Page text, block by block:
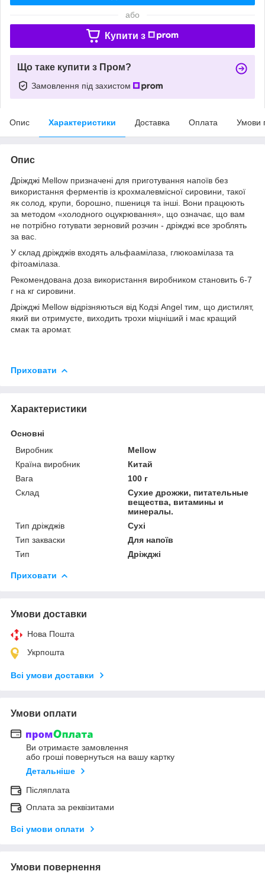
або
Купити з
Що таке купити з Пром?
Замовлення під захистом
Опис Характеристики Доставка Оплата Умови
Опис
Дріжджі Mellow призначені для приготування напоїв без
використання ферментів із крохмалевмісної сировини, такої
як солод, крупи, борошно, пшениця та інші. Вони працюють
за методом «холодного оцукрювання», що означає, що вам
не потрібно готувати зерновий розчин - дріжджі все зроблять
за вас.
У склад дріжджів входять альфаамілаза, глюкоамілаза та
фітоамілаза.
Рекомендована доза використання виробником становить 6-7
г на кг сировини.
Дріжджі Mellow відрізняються від Кодзі Angel тим, що дистилят,
який ви отримуєте, виходить трохи міцніший і має кращий
смак та аромат.
Приховати
Характеристики
Основні
Виробник
Mellow
Країна виробник
Китай
Вага
100 г
Склад
Сухие дрожжи, питательные
вещества, витамины и
минералы.
Тип дріжджів
Сухі
Тип закваски
Для напоїв
Тип
Дріжджі
Приховати
Умови доставки
Нова Пошта
Укрпошта
Всі умови доставки
Умови оплати
Ви отримаєте замовлення
або гроші повернуться на вашу картку
Детальніше
Післяплата
Оплата за реквізитами
Всі умови оплати
Умови повернення